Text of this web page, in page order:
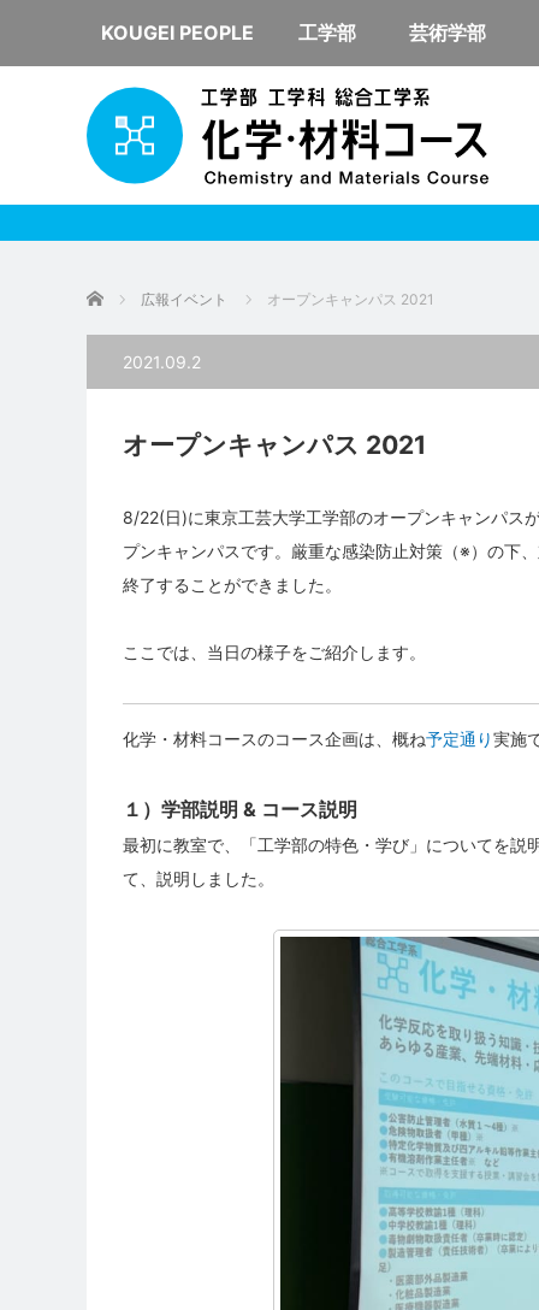
KOUGEI PEOPLE 工学部 芸術学部
ホーム 広報イベント オープンキャンパス 2021
2021.09.2
オープンキャンパス 2021
8/22(日)に東京工芸大学工学部のオープンキャンパス
プンキャンパスです。厳重な感染防止対策（※）の下
終了することができました。
ここでは、当日の様子をご紹介します。
化学・材料コースのコース企画は、概ね予定通り実施
１）学部説明 & コース説明
最初に教室で、「工学部の特色・学び」についてを
て、説明しました。